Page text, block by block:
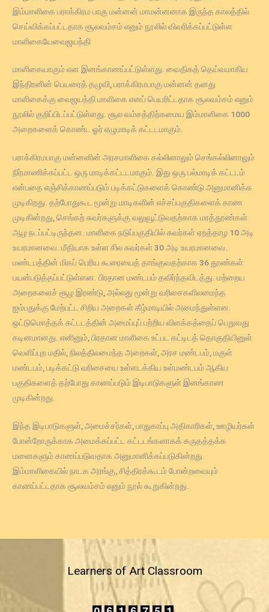
இம்மாளிகை பராக்கிரம பாகு மன்னன் மாமன்னனாக இருந்த காலத்தில்
செய்விக்கப்பட்டதாக சூலவம்சம் எனும் நூலில் விவரிக்கப்பட்டுள்ள
மாளிகையேவைஜயந்தி
மாளிகையாகும் என இனங்காணப்பட்டுள்ளது. வைதிகத் தெய்வமாகிய
இந்திரனின் பெயரைத் தழுவி, பராக்கிரமபாகு மன்னன் தனது
மாளிகைக்கு வைஜயந்தி மாளிகை எனப் பெயரிட்டதாக சூலவம்சம் எனும்
நூலில் குறிப்பிடப்பட்டுள்ளது. சூல வம்சத்திற்கமைய இம்மாளிகை 1000
அறைகளைக் கொண்ட ஓர் ஏழுமாடிக் கட்டடமாகும்.
பராக்கிரமபாகு மன்னனின் அரசமாளிகை கல்லினாலும் செங்கல்லினாலும்
நிர்மாணிக்கப்பட்ட ஒரு மாடிக்கட்டடமாகும். இது ஒரு பல்மாடிக் கட்டடம்
என்பதை எஞ்சிக்காணப்படும் படிக்கட்டுகளைக் கொண்டு அனுமானிக்க
முடிகிறது. தற்போதுகூட மூன்று மாடிகளின் எச்சப்பகுதிகளைக் காண
முடிகின்றது, செங்கற் சுவர்களுக்கு வலுவூட்டுவதற்காக மரத்தூண்கள்
ஆழ நடப்பட்டிருந்தன. மாளிகை நடுப்பகுதியில் சுவர்கள் ஏறத்தாழ 10 அடி
உயரமானவை. மீதியாக உள்ள சில சுவர்கள் 30 அடி உயரமானவை.
மண்டபத்தின் மிகப் பெரிய கூரையைத் தாங்குவதற்காக 36 தூண்கள்
பயன்படுத்தப்பட்டுள்ளன. பிரதான மண்டபம் தவிர்ந்தவிடத்து. மற்றைய
அறைகளைச் சூழ இரண்டு, அல்லது மூன்று வரிசைகளிலமைந்த
ஐம்பதுக்கு மேற்பட்ட சிறிய அறைகள் கீழ்மாடியில் அமைந்துள்ளன.
ஒட்டுமொத்தக் கட்டடத்தின் அமைப்புப் பற்றிய விளக்கத்தைப் பெறுவது
கடினமானது. எனினும், பிரதான மாளிகை உட்பட கட்டிடத் தொகுதியினுள்
வெளிப்புற மதில், நிலத்திலமைந்த அறைகள், அரச மண்டபம், மகுள்
மண்டபம், படிக்கட்டு வரிசையை உள்ளடக்கிய உள்மண்டபம் ஆகிய
பகுதிகளைத் தற்போது காணப்படும் இடிபாடுகளுள் இனங்காண
முடிகின்றது.
இந்த இடிபாடுகளுள், அமைச்சர்கள், பாதுகாப்பு அதிகாரிகள், ஊழியர்கள்
போன்றோருக்காக அமைக்கப்பட்ட கட்டடங்களாகக் கருதத்தக்க
மனைகளும் காணப்படுவதாக அனுமானிக்கப்படுகின்றது.
இம்மாளிகையில் நாடக அரங்கு, சித்திரக்கூடம் போன்றவையும்
காணப்பட்டதாக சூலவம்சம் எனும் நூல் கூறுகின்றது.
Learners of Art Classroom